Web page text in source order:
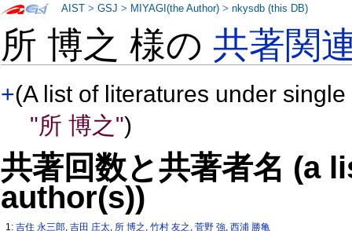
所 博之 様の共著関
+(A list of literatures under
"所 博之")
共著回数と共著者名 (a
author(s))
1:吉住 永三郎,吉田 庄太, 所 博之 ,竹村 友之 ,菅野 強,西浦 勝亀
AIST >GSJ > MIYAGI(the Author) >nkysdb (this DB)